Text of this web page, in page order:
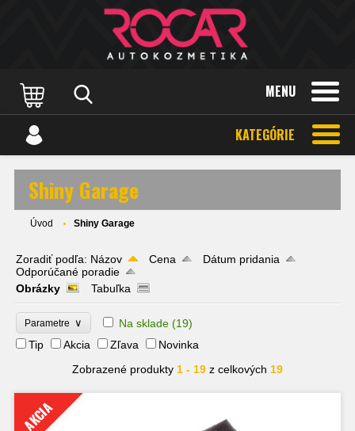
MENU
KATEGÓRIE
Shiny Garage
Úvod Shiny Garage
Zoradiť podľa: Názov Cena
Dátum pridania
Odporúčané poradie
Obrázky
Tabuľka
Parametre ∨ Na sklade (19)
Tip
Akcia Zľava
Novinka
Zobrazené produkty 1 - 19 z celkových 19
AKCIA